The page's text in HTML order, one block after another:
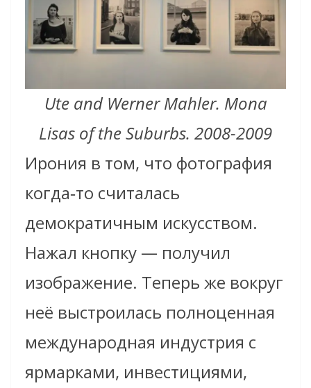
Ute and Werner Mahler. Mona
Lisas of the Suburbs. 2008-2009
Ирония в том, что фотография
когда‑то считалась
демократичным искусством.
Нажал кнопку — получил
изображение. Теперь же вокруг
неё выстроилась полноценная
международная индустрия с
ярмарками, инвестициями,